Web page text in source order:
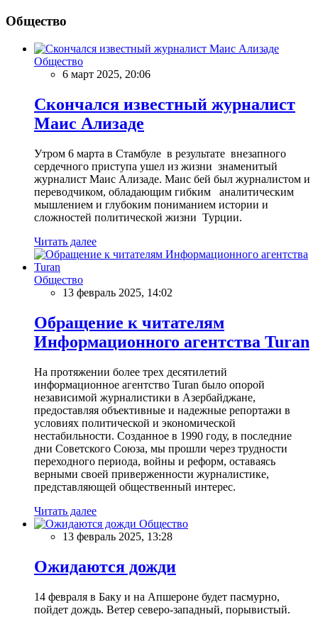
Общество
Общество
6 март 2025, 20:06
Скончался известный журналист
Маис Ализаде
Утром 6 марта в Стамбуле в результате внезапного
сердечного приступа ушел из жизни знаменитый
журналист Маис Ализаде. Маис бей был журналистом и
переводчиком, обладающим гибким аналитическим
мышлением и глубоким пониманием истории и
сложностей политической жизни Турции.
Читать далее
Общество
13 февраль 2025, 14:02
Обращение к читателям
Информационного агентства Turan
На протяжении более трех десятилетий
информационное агентство Turan было опорой
независимой журналистики в Азербайджане,
предоставляя объективные и надежные репортажи в
условиях политической и экономической
нестабильности. Созданное в 1990 году, в последние
дни Советского Союза, мы прошли через трудности
переходного периода, войны и реформ, оставаясь
верными своей приверженности журналистике,
представляющей общественный интерес.
Читать далее
Общество
13 февраль 2025, 13:28
Ожидаются дожди
14 февраля в Баку и на Апшероне будет пасмурно,
пойдет дождь. Ветер северо-западный, порывистый.